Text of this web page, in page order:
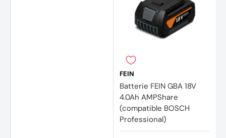
FEIN
Batterie FEIN GBA 18V
4.0Ah AMPShare
(compatible BOSCH
Professional)